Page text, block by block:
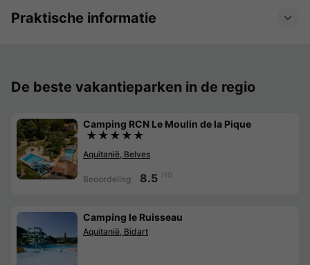
Praktische informatie
De beste vakantieparken in de regio
Camping RCN Le Moulin de la Pique
★★★★★
Aquitanië, Belves
Beoordeling 8.5 /10
Camping le Ruisseau
Aquitanië, Bidart